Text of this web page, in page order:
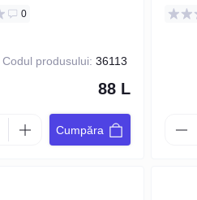
0
Codul produsului: 36113
88 L
Cumpăra